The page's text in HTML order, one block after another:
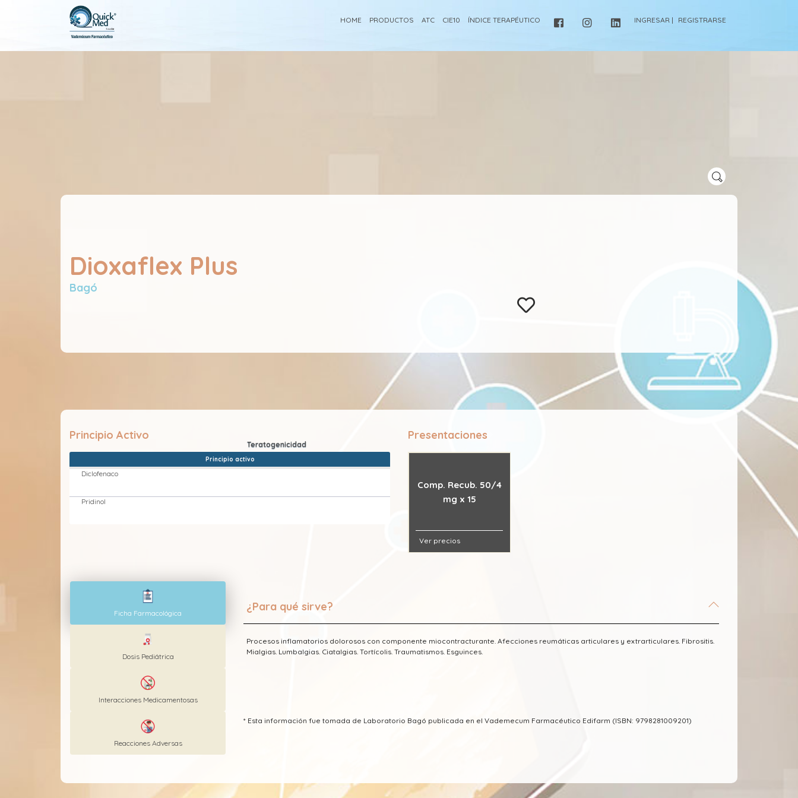
HOME PRODUCTOS ATC CIE10 ÍNDICE TERAPÉUTICO INGRESAR | REGISTRARSE
Dioxaflex Plus
Bagó
Principio Activo
Principio activo
Diclofenaco
Pridinol
Presentaciones
Comp. Recub. 50/4
mg x 15
Ver precios
Ficha Farmacológica
Dosis Pediátrica
Interacciones Medicamentosas
Reacciones Adversas
¿Para qué sirve?
Procesos inflamatorios dolorosos con componente miocontracturante. Afecciones reumáticas articulares y extrarticulares. Fibrositis.
Mialgias. Lumbalgias. Ciatalgias. Tortícolis. Traumatismos. Esguinces.
* Esta información fue tomada de Laboratorio Bagó publicada en el Vademecum Farmacéutico Edifarm (ISBN: 9798281009201)